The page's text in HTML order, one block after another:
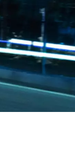
Tenere
700
Rally
700
Rally
35kW